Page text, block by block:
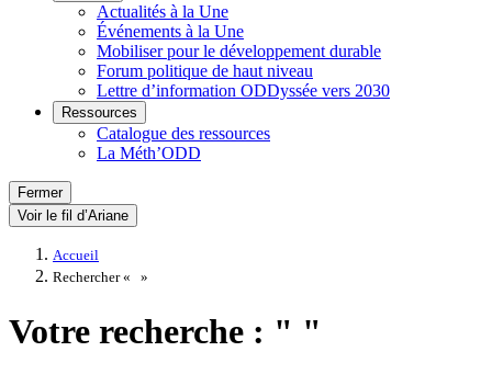
Actualités à la Une
Événements à la Une
Mobiliser pour le développement durable
Forum politique de haut niveau
Lettre d’information ODDyssée vers 2030
Ressources
Catalogue des ressources
La Méth’ODD
Fermer
Voir le fil d’Ariane
Accueil
Rechercher «
»
Votre recherche : " "